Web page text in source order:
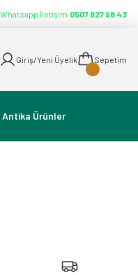
Whatsapp İletişim 0507 827 98 43
Giriş/Yeni Üyelik Sepetim
Antika Ürünler